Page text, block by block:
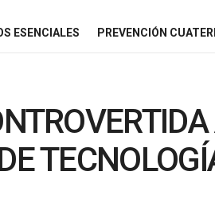
ESENCIALES PREVENCIÓN